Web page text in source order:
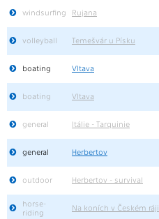
windsurfing Rujana
volleyball Temešvár u Písku
boating Vltava
boating Vltava
general Itálie - Tarquinie
general Herbertov
outdoor Herbertov - survival
horse-
riding
Na koních v Českém ráji